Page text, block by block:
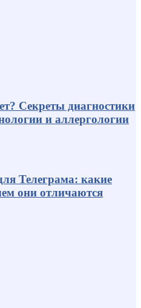
Секреты диагностики
и аллергологии
Телеграма: какие
они отличаются